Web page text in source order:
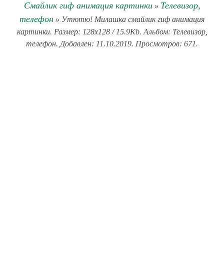
Смайлик гиф анимация картинки» Телевизор,
телефон » Утютю! Милашка смайлик гиф анимация
картинки. Размер: 128x128 / 15.9Kb. Альбом: Телевизор,
телефон. Добавлен: 11.10.2019. Просмотров: 671.